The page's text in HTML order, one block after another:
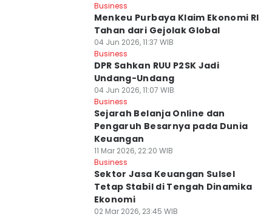
Business
Menkeu Purbaya Klaim Ekonomi RI
Tahan dari Gejolak Global
04 Jun 2026, 11:37 WIB
Business
DPR Sahkan RUU P2SK Jadi
Undang-Undang
04 Jun 2026, 11:07 WIB
Business
Sejarah Belanja Online dan
Pengaruh Besarnya pada Dunia
Keuangan
11 Mar 2026, 22:20 WIB
Business
Sektor Jasa Keuangan Sulsel
Tetap Stabil di Tengah Dinamika
Ekonomi
02 Mar 2026, 23:45 WIB